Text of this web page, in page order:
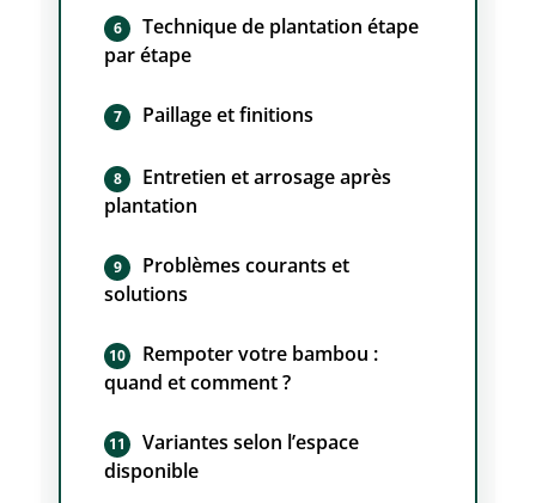
Technique de plantation étape
par étape
Paillage et finitions
Entretien et arrosage après
plantation
Problèmes courants et
solutions
Rempoter votre bambou :
quand et comment ?
Variantes selon l’espace
disponible